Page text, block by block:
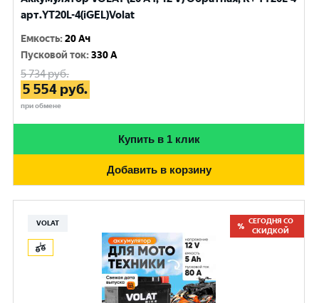
арт.YT20L-4(iGEL)Volat
Емкость:20 Ач
Пусковой ток:330 A
5 734руб.
5 554 руб.
при обмене
Купить в 1 клик
Добавить в корзину
VOLAT
СЕГОДНЯ СО
СКИДКОЙ